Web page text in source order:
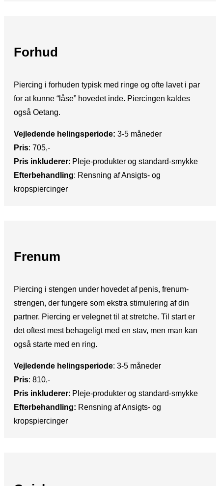
Forhud
Piercing i forhuden typisk med ringe og ofte lavet i par
for at kunne “låse” hovedet inde. Piercingen kaldes
også Oetang.
Vejledende helingsperiode: ​3-5 måneder
Pris:​ 705,-
Pris inkluderer: Pleje-produkter og standard-smykke
Efterbehandling:​ Rensning af Ansigts- og
kropspiercinger
Frenum
Piercing i stengen under hovedet af penis, frenum-
strengen, der fungere som ekstra stimulering af din
partner. Piercing er velegnet til at stretche. Til start er
det oftest mest behageligt med en stav, men man kan
også starte med en ring.
Vejledende helingsperiode:​ 3-5 måneder
Pris: ​810,-
Pris inkluderer:​ Pleje-produkter og standard-smykke
Efterbehandling:​ Rensning af Ansigts- og
kropspiercinger